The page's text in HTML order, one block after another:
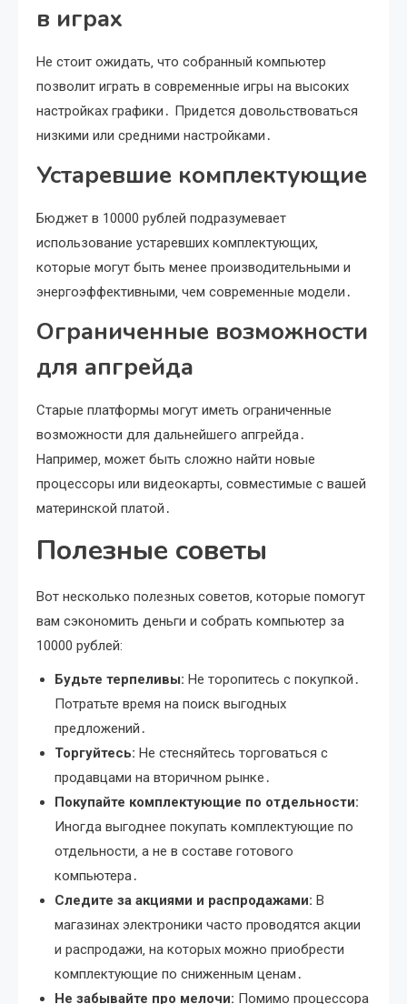
в играх
Не стоит ожидать‚ что собранный компьютер
позволит играть в современные игры на высоких
настройках графики․ Придется довольствоваться
низкими или средними настройками․
Устаревшие комплектующие
Бюджет в 10000 рублей подразумевает
использование устаревших комплектующих‚
которые могут быть менее производительными и
энергоэффективными‚ чем современные модели․
Ограниченные возможности
для апгрейда
Старые платформы могут иметь ограниченные
возможности для дальнейшего апгрейда․
Например‚ может быть сложно найти новые
процессоры или видеокарты‚ совместимые с вашей
материнской платой․
Полезные советы
Вот несколько полезных советов‚ которые помогут
вам сэкономить деньги и собрать компьютер за
10000 рублей:
Будьте терпеливы: Не торопитесь с покупкой․
Потратьте время на поиск выгодных
предложений․
Торгуйтесь: Не стесняйтесь торговаться с
продавцами на вторичном рынке․
Покупайте комплектующие по отдельности:
Иногда выгоднее покупать комплектующие по
отдельности‚ а не в составе готового
компьютера․
Следите за акциями и распродажами: В
магазинах электроники часто проводятся акции
и распродажи‚ на которых можно приобрести
комплектующие по сниженным ценам․
Не забывайте про мелочи: Помимо процессора